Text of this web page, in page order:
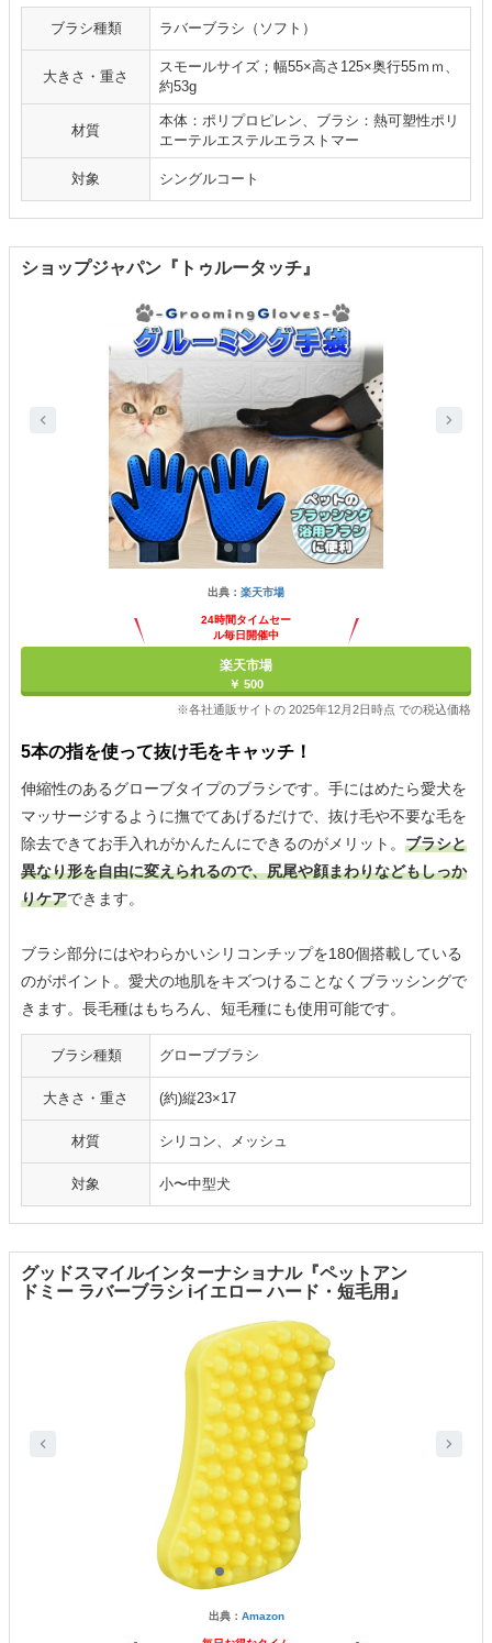
ブラシ種類 ラバーブラシ（ソフト）
大きさ・重さ
スモールサイズ；幅55×高さ125×奥行55ｍｍ、
約53g
材質
本体：ポリプロピレン、ブラシ：熱可塑性ポリ
エーテルエステルエラストマー
対象 シングルコート
ショップジャパン『トゥルータッチ』
出典： 楽天市場
24時間タイムセー
ル毎日開催中
楽天市場
￥ 500
※各社通販サイトの 2025年12月2日時点 での税込価格
5本の指を使って抜け毛をキャッチ！
伸縮性のあるグローブタイプのブラシです。手にはめたら愛犬を
マッサージするように撫でてあげるだけで、抜け毛や不要な毛を
除去できてお手入れがかんたんにできるのがメリット。 ブラシと
異なり形を自由に変えられるので、尻尾や顔まわりなどもしっか
りケアできます。
ブラシ部分にはやわらかいシリコンチップを180個搭載している
のがポイント。愛犬の地肌をキズつけることなくブラッシングで
きます。長毛種はもちろん、短毛種にも使用可能です。
ブラシ種類 グローブブラシ
大きさ・重さ (約)縦23×17
材質 シリコン、メッシュ
対象 小〜中型犬
グッドスマイルインターナショナル『ペットアン
ドミー ラバーブラシ iイエロー ハード・短毛用』
出典： Amazon